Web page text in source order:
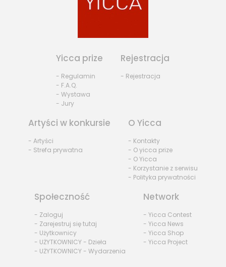
Yicca prize
- Regulamin
- F.A.Q.
- Wystawa
- Jury
Rejestracja
- Rejestracja
Artyści w konkursie
- Artyści
- Strefa prywatna
O Yicca
- Kontakty
- O yicca prize
- O Yicca
- Korzystanie z serwisu
- Polityka prywatności
Społeczność
- Zaloguj
- Zarejestruj się tutaj
- Użytkownicy
- UŻYTKOWNICY - Dzieła
- UŻYTKOWNICY - Wydarzenia
Network
- Yicca Contest
- Yicca News
- Yicca Shop
- Yicca Project